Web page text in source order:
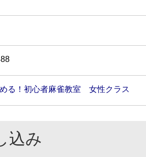
る！初心者麻雀教室 女性クラス
込み